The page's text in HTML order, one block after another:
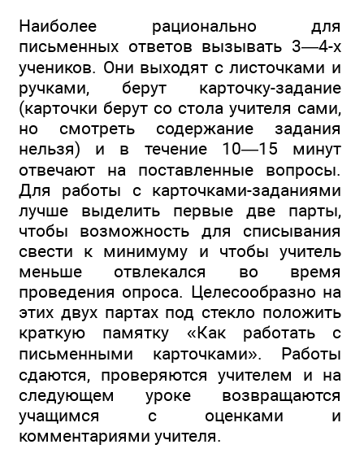
Наиболее рационально для
письменных ответов вызывать 3—4-х
учеников. Они выходят с листочками и
ручками, берут карточку-задание
(карточки берут со стола учителя сами,
но смотреть содержание задания
нельзя) и в течение 10—15 минут
отвечают на поставленные вопросы.
Для работы с карточками-заданиями
лучше выделить первые две парты,
чтобы возможность для списывания
свести к минимуму и чтобы учитель
меньше отвлекался во время
проведения опроса. Целесообразно на
этих двух партах под стекло положить
краткую памятку «Как работать с
письменными карточками». Работы
сдаются, проверяются учителем и на
следующем уроке возвращаются
учащимся с оценками и
комментариями учителя.